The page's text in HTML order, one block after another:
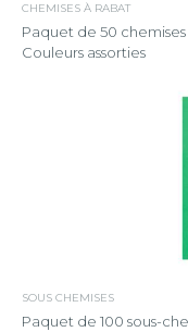
CHEMISES À RABAT
Paquet de 50 chemises
Couleurs assorties
SOUS CHEMISES
Paquet de 100 sous-